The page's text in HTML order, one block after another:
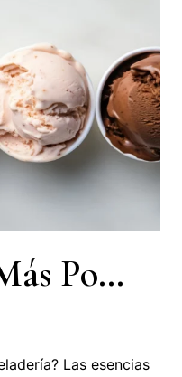
Las Esencias Más Populares Para Productos De Heladería
Las esencias